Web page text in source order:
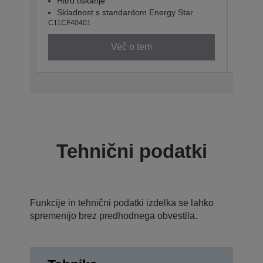
Skladnost s standardom Energy Star
C11CF40401
Več o tem
Tehnični podatki
Funkcije in tehnični podatki izdelka se lahko
spremenijo brez predhodnega obvestila.